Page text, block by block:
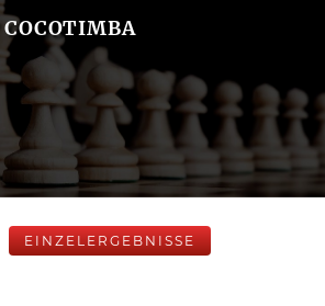
EINZELERGEBNISSE